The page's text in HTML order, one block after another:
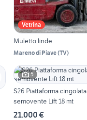
Vetrina
Muletto linde
Mareno di Piave(TV)
5
S26 Piattaforma cingolata
semovente Lift 18 mt
21.000 €